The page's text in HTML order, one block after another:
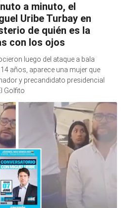
a minuto, el
Uribe Turbay en
de quién es la
con los ojos
luego del ataque a bala
años, aparece una mujer que
y precandidato presidencial
Golfito